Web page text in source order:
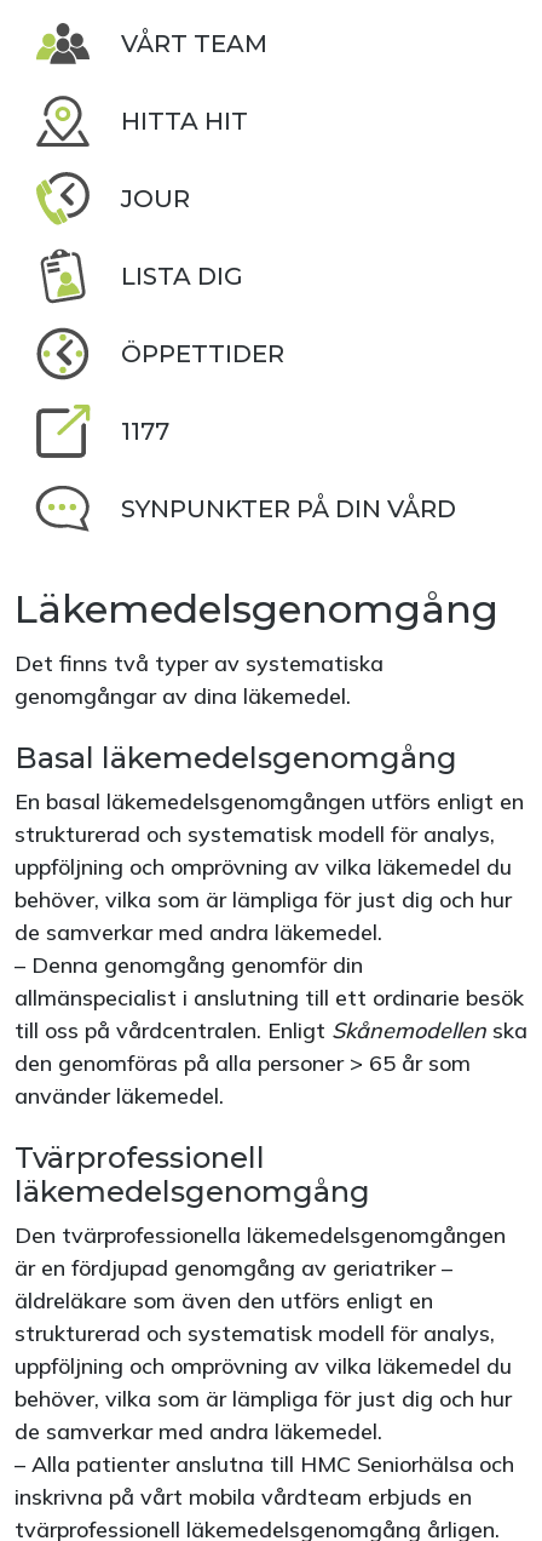
VÅRT TEAM
HITTA HIT
JOUR
LISTA DIG
ÖPPETTIDER
1177
SYNPUNKTER PÅ DIN VÅRD
Läkemedelsgenomgång
Det finns två typer av systematiska
genomgångar av dina läkemedel.
Basal läkemedelsgenomgång
En basal läkemedelsgenomgången utförs enligt en
strukturerad och systematisk modell för analys,
uppföljning och omprövning av vilka läkemedel du
behöver, vilka som är lämpliga för just dig och hur
de samverkar med andra läkemedel.
– Denna genomgång genomför din
allmänspecialist i anslutning till ett ordinarie besök
till oss på vårdcentralen. Enligt Skånemodellen ska
den genomföras på alla personer > 65 år som
använder läkemedel.
Tvärprofessionell
läkemedelsgenomgång
Den tvärprofessionella läkemedelsgenomgången
är en fördjupad genomgång av geriatriker –
äldreläkare som även den utförs enligt en
strukturerad och systematisk modell för analys,
uppföljning och omprövning av vilka läkemedel du
behöver, vilka som är lämpliga för just dig och hur
de samverkar med andra läkemedel.
– Alla patienter anslutna till HMC Seniorhälsa och
inskrivna på vårt mobila vårdteam erbjuds en
tvärprofessionell läkemedelsgenomgång årligen.